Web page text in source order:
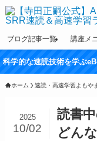
ブログ記事一覧 講座メ
科学的な速読技術を学ぶ
ホーム 速読・高速学習よもや
読書
どん
2025
10/02